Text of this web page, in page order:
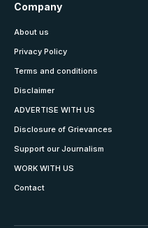
Company
About us
Privacy Policy
Terms and conditions
Disclaimer
ADVERTISE WITH US
Disclosure of Grievances
Support our Journalism
WORK WITH US
Contact